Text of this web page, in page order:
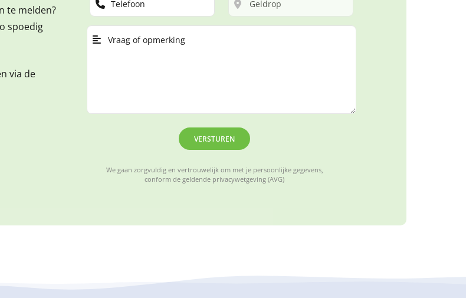
te melden?
spoedig
via de
VERSTUREN
We gaan zorgvuldig en vertrouwelijk om met je persoonlijke gegevens,
conform de geldende privacywetgeving (AVG)